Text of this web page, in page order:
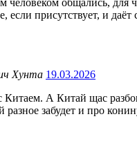
человеком общались, для
если присутствует, и
Хунта 19.03.2026
Китаем. А Китай щас
разное забудет и про